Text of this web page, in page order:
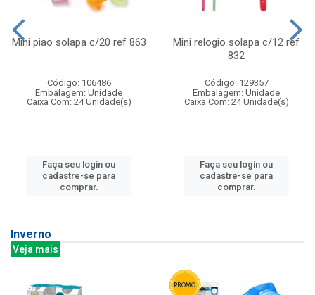
Mini piao solapa c/20 ref 863
Código: 106486
Embalagem: Unidade
Caixa Com: 24 Unidade(s)
Faça seu login ou
cadastre-se para
comprar.
Mini relogio solapa c/12 ref
832
Código: 129357
Embalagem: Unidade
Caixa Com: 24 Unidade(s)
Faça seu login ou
cadastre-se para
comprar.
Inverno
Veja mais